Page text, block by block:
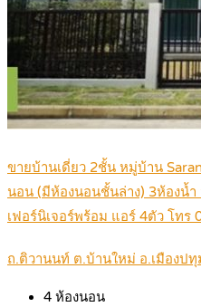
ขายบ้านเดี่ยว 2ชั้น หมู่บ้าน
นอน (มีห้องนอนชั้นล่าง) 3ห้องน้
เฟอร์นิเจอร์พร้อม แอร์ 4ตัว โทร
ถ.ติวานนท์ ต.บ้านใหม่ อ.เมืองป
4 ห้องนอน